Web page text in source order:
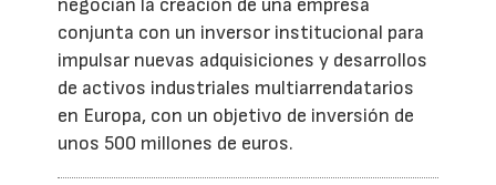
negocian la creación de una empresa
conjunta con un inversor institucional para
impulsar nuevas adquisiciones y desarrollos
de activos industriales multiarrendatarios
en Europa, con un objetivo de inversión de
unos 500 millones de euros.